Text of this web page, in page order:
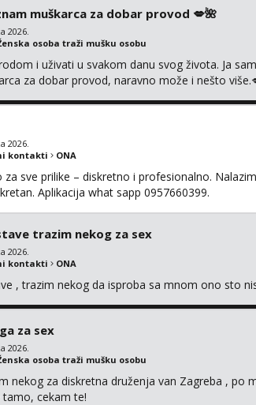
muškarca za dobar provod 💋🌺
2026.
osoba traži mušku osobu
i uživati u svakom danu svog života. Ja
za dobar provod, naravno može i nešto
2026.
kontakti ONA
za sve prilike – diskretno i profesionalno.
Aplikacija what sapp 0957660399.
trazim nekog za sex
2026.
kontakti ONA
, trazim nekog da isproba sa mnom ono sto
za sex
2026.
osoba traži mušku osobu
nekog za diskretna druženja van Zagreba , po
cekam te!